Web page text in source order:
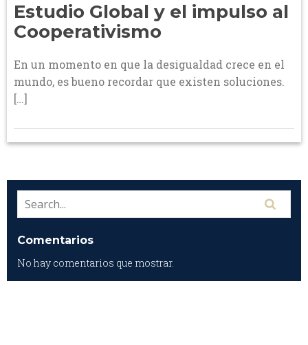
Estudio Global y el impulso al
Cooperativismo
En un momento en que la desigualdad crece en el
mundo, es bueno recordar que existen soluciones.
[…]
Comentarios
No hay comentarios que mostrar.